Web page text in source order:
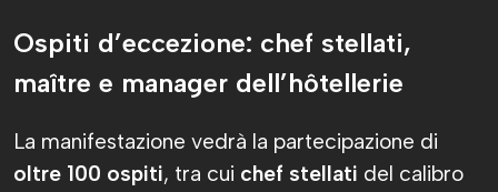
Ospiti d’eccezione: chef stellati,
maître e manager dell’hôtellerie
La manifestazione vedrà la partecipazione di
oltre 100 ospiti, tra cui chef stellati del calibro